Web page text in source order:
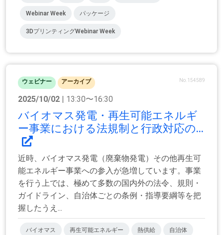
Webinar Week パッケージ
3DプリンティングWebinar Week
ウェビナー アーカイブ No.154589
2025/10/02 | 13:30〜16:30
バイオマス発電・再生可能エネルギ
ー事業における法規制と行政対応の...
近時、バイオマス発電（廃棄物発電）その他再生可
能エネルギー事業への参入が急増しています。事業
を行う上では、極めて多数の国内外の法令、規則・
ガイドライン、自治体ごとの条例・指導要綱等を把
握したうえ...
バイオマス 再生可能エネルギー 熱供給 自治体